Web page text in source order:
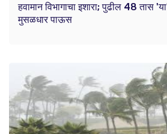
हवामान विभागाचा इशारा; पुढील 48 तास
मुसळधार पाऊस